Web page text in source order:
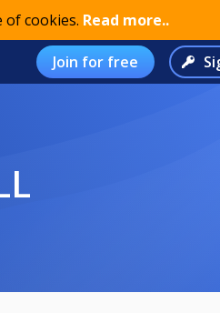
cookies. Read more..
Join for free